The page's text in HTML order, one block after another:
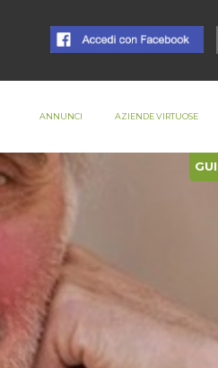
ANNUNCI AZIENDE VIRTUOSE